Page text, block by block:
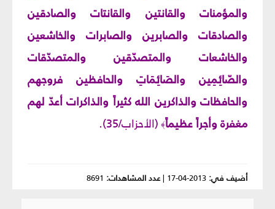
والمؤمنات والقانتين والقانتات والصادقين
والصادقات والصابرين والصابرات والخاشعين
والخاشعات والمتصدّقين والمتصدّقات
والصّائِمِين والصَائِمَاتِ والحافظين فروجهم
والحافظات والذاكرين الله كثيراً والذاكرات أعدّ لهم
مغفرة وأجراً عظيماً﴾ (الأحزاب/35).
أضيف في: 2013-04-17
|عدد المشاهدات: 8691